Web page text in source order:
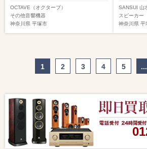
OCTAVE（オクターブ）
その他音響機器
神奈川県 平塚市
SANSUI 山
スピーカー
神奈川県 平
1 2 3 4 5 ...